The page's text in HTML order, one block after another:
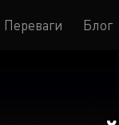
Переваги Блог